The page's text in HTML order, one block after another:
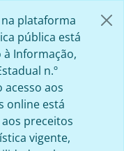
plataforma
pública está
à Informação,
n.º
acesso aos
online está
preceitos
vigente,